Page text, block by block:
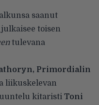
saanut
julkaisee toisen
tulevana
Primordialin
liikuskelevan
kitaristi Toni